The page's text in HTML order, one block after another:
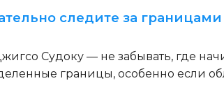
следите за границами
Судоку — не забывать, где
границы, особенно если